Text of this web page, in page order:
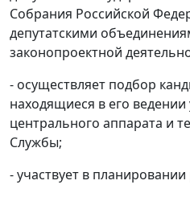
Собрания Российской
депутатскими
законопроектной
- осуществляет подбор
находящиеся в его ведении
центрального аппарата и
Службы;
- участвует в